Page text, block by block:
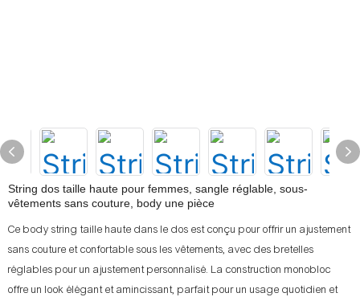
String dos taille haute pour femmes, sangle réglable, sous-
vêtements sans couture, body une pièce
Ce body string taille haute dans le dos est conçu pour offrir un ajustement
sans couture et confortable sous les vêtements, avec des bretelles
réglables pour un ajustement personnalisé. La construction monobloc
offre un look élégant et amincissant, parfait pour un usage quotidien et